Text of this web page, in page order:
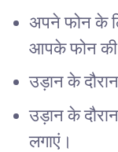
अपने फोन के
आपके फोन की
उड़ान के
उड़ान के
लगाएं।